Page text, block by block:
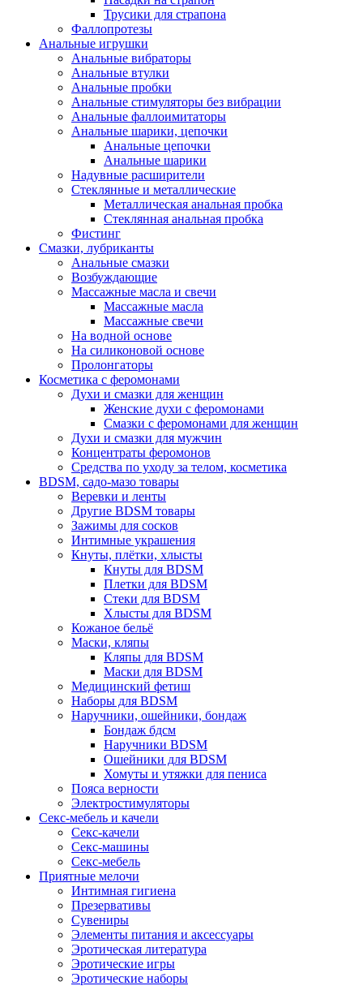
Трусики для страпона
Фаллопротезы
Анальные игрушки
Анальные вибраторы
Анальные втулки
Анальные пробки
Анальные стимуляторы без вибрации
Анальные фаллоимитаторы
Анальные шарики, цепочки
Анальные цепочки
Анальные шарики
Надувные расширители
Стеклянные и металлические
Металлическая анальная пробка
Стеклянная анальная пробка
Фистинг
Смазки, лубриканты
Анальные смазки
Возбуждающие
Массажные масла и свечи
Массажные масла
Массажные свечи
На водной основе
На силиконовой основе
Пролонгаторы
Косметика с феромонами
Духи и смазки для женщин
Женские духи с феромонами
Смазки с феромонами для женщин
Духи и смазки для мужчин
Концентраты феромонов
Средства по уходу за телом, косметика
BDSM, садо-мазо товары
Веревки и ленты
Другие BDSM товары
Зажимы для сосков
Интимные украшения
Кнуты, плётки, хлысты
Кнуты для BDSM
Плетки для BDSM
Стеки для BDSM
Хлысты для BDSM
Кожаное бельё
Маски, кляпы
Кляпы для BDSM
Маски для BDSM
Медицинский фетиш
Наборы для BDSM
Наручники, ошейники, бондаж
Бондаж бдсм
Наручники BDSM
Ошейники для BDSM
Хомуты и утяжки для пениса
Пояса верности
Электростимуляторы
Секс-мебель и качели
Секс-качели
Секс-машины
Секс-мебель
Приятные мелочи
Интимная гигиена
Презервативы
Сувениры
Элементы питания и аксессуары
Эротическая литература
Эротические игры
Эротические наборы